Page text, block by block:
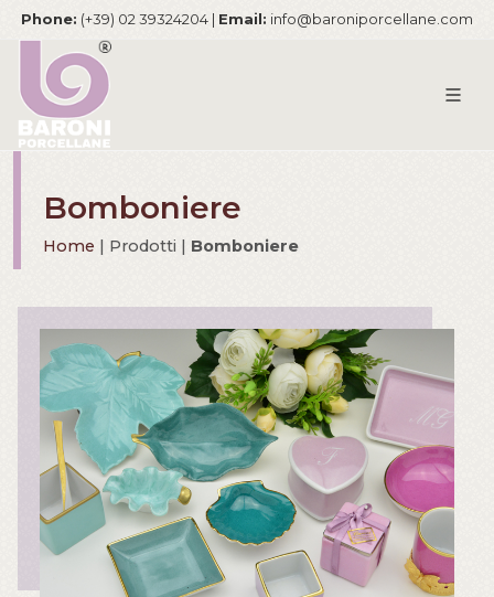
Phone: (+39) 02 39324204 | Email: info@baroniporcellane.com
Bomboniere
Home | Prodotti | Bomboniere